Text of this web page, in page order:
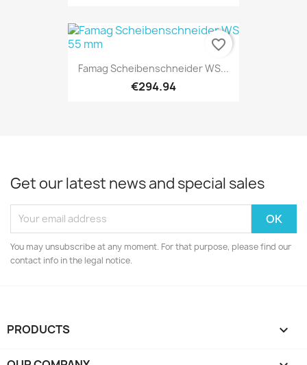
Famag Scheibenschneider WS...
€294.94
favorite_border
Get our latest news and special sales
You may unsubscribe at any moment. For that purpose, please find our
contact info in the legal notice.
PRODUCTS 